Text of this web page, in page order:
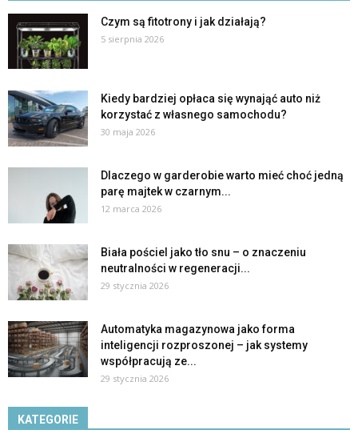
Czym są fitotrony i jak działają?
5 sierpnia 2026
Kiedy bardziej opłaca się wynająć auto niż
korzystać z własnego samochodu?
30 maja 2026
Dlaczego w garderobie warto mieć choć jedną
parę majtek w czarnym...
12 marca 2026
Biała pościel jako tło snu – o znaczeniu
neutralności w regeneracji...
29 stycznia 2026
Automatyka magazynowa jako forma
inteligencji rozproszonej – jak systemy
współpracują ze...
29 stycznia 2026
KATEGORIE